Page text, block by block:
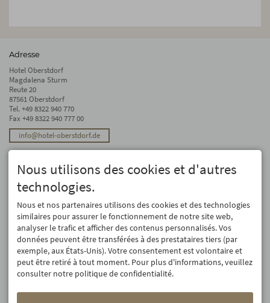
Adresse
Hotel Oberstdorf
Magdalena Sturm
Reute 20
87561 Oberstdorf
Tel. +49 8322 940 770
Fax +49 8322 940 777 00
info@hotel-oberstdorf.de
We will not forward your email address. And we don’t like spam, either. We
promise! You can unsubscribe at any time.
Registre
Nous utilisons des cookies et d'autres
technologies.
Nous et nos partenaires utilisons des cookies et des technologies
similaires pour assurer le fonctionnement de notre site web,
analyser le trafic et afficher des contenus personnalisés. Vos
données peuvent être transférées à des prestataires tiers (par
exemple, aux États-Unis). Votre consentement est volontaire et
peut être retiré à tout moment. Pour plus d'informations, veuillez
consulter notre politique de confidentialité.